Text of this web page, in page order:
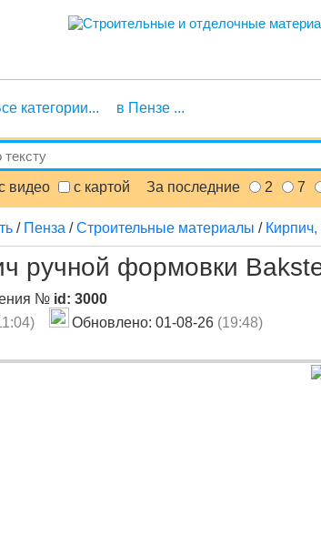
категории... в Пензе ...
видео с картой За последние 2 7
/ Пенза /Строительные материалы / Кирпич,
ручной формовки
№ id: 3000
Обновлено: 01-08-26 (19:48)